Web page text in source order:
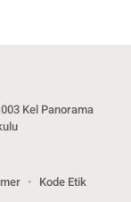
Kel Panorama
Kode Etik